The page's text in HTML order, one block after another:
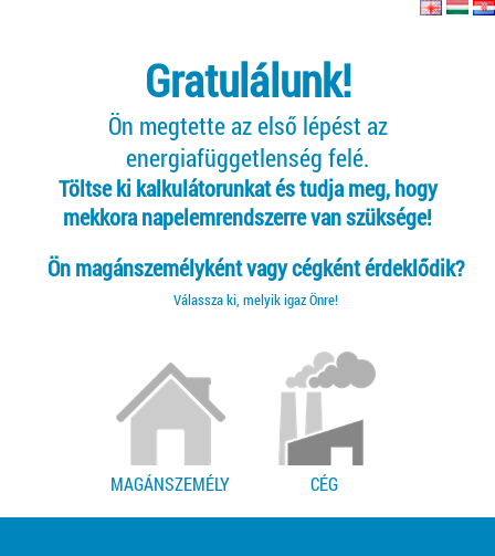
Gratulálunk!
Ön megtette az első lépést az
energiafüggetlenség felé.
Töltse ki kalkulátorunkat és tudja meg, hogy
mekkora napelemrendszerre van szüksége!
Ön magánszemélyként vagy cégként érdeklődik?
Válassza ki, melyik igaz Önre!
MAGÁNSZEMÉLY CÉG